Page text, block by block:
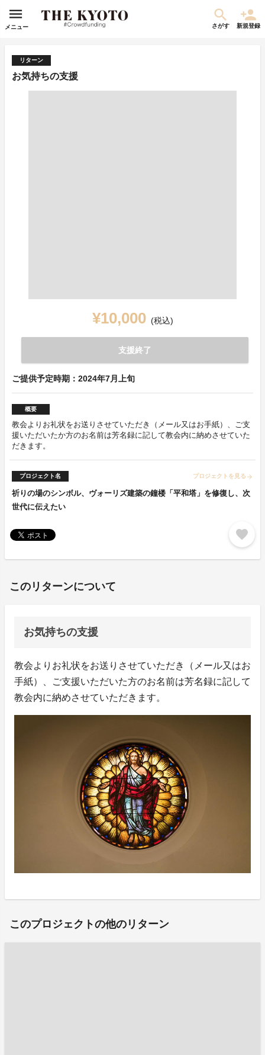
メニュー さがす 新規登録
リターン
お気持ちの支援
¥10,000 (税込)
支援終了
ご提供予定時期：2024年7月上旬
概要
教会よりお礼状をお送りさせていただき（メール又はお手紙）、ご支
援いただいたか方のお名前は芳名録に記して教会内に納めさせていた
だきます。
プロジェクト名 プロジェクトを見る arrow_forward
祈りの場のシンボル、ヴォーリズ建築の鐘楼「平和塔」を修復し、次
世代に伝えたい
favorite
このリターンについて
お気持ちの支援
教会よりお礼状をお送りさせていただき（メール又はお
手紙）、ご支援いただいた方のお名前は芳名録に記して
教会内に納めさせていただきます。
このプロジェクトの他のリターン